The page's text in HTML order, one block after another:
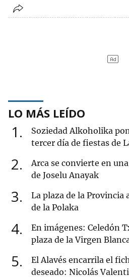
LO MÁS LEÍDO
1
Soziedad Alkoholika
tercer día de fiestas de
2
Arca se convierte en
de Joselu Anayak
3
La plaza de la Provincia
de la Polaka
4
En imágenes: Celedón
plaza de la Virgen
5
El Alavés encarrila el
deseado: Nicolás